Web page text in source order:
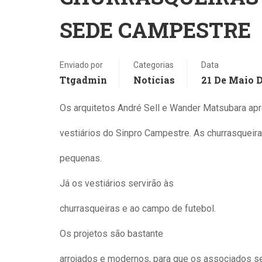
SEDE CAMPESTRE
Enviado por
Ttgadmin
Categorias
Notícias
Data
21 De Maio
Os arquitetos André Sell e Wander Matsubara
vestiários do Sinpro Campestre. As
pequenas.
Já os vestiários servirão às
churrasqueiras e ao campo de futebol.
Os projetos são bastante
arrojados e modernos, para que os associados